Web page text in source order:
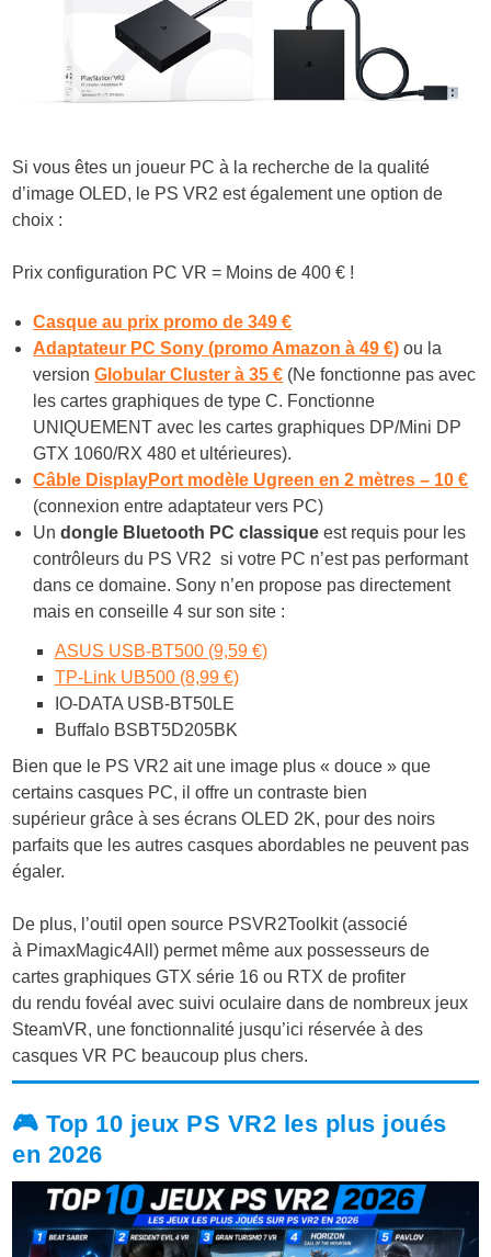
Si vous êtes un joueur PC à la recherche de la qualité
d’image OLED, le PS VR2 est également une option de
choix :
Prix configuration PC VR= Moins de 400 € !
Casque au prix promo de 349 €
Adaptateur PC Sony (promo Amazon à 49 €) ou la
versionGlobular Cluster à 35 € (Ne fonctionne pas avec
les cartes graphiques de type C. Fonctionne
UNIQUEMENT avec les cartes graphiques DP/Mini DP
GTX 1060/RX 480 et ultérieures).
Câble DisplayPort modèle Ugreen en 2 mètres – 10 €
(connexion entre adaptateur vers PC)
Undongle Bluetooth PC classique est requis pour les
contrôleurs du PS VR2 si votre PC n’est pas performant
dans ce domaine. Sony n’en propose pas directement
mais en conseille 4 sur son site :
ASUS USB-BT500 (9,59 €)
TP-Link UB500 (8,99 €)
IO-DATA USB-BT50LE
Buffalo BSBT5D205BK
Bien que le PS VR2 ait une image plus « douce » que
certains casques PC, il offre uncontraste bien
supérieur grâce à sesécrans OLED 2K, pour des noirs
parfaits que les autres casques abordables ne peuvent pas
égaler.
De plus, l’outil open source PSVR2Toolkit(associé
à PimaxMagic4All) permet même aux possesseurs de
cartes graphiques GTX série 16 ou RTX de profiter
du rendu fovéal avec suivi oculaire dans de nombreux jeux
SteamVR, une fonctionnalité jusqu’ici réservée à des
casques VR PC beaucoup plus chers.
🎮 Top 10 jeux PS VR2 les plus joués
en 2026